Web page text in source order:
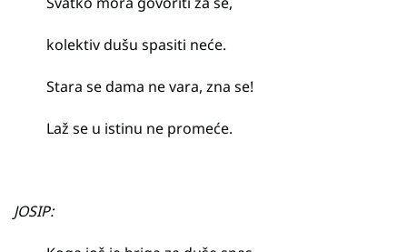
kolektiv dušu spasiti neće.
Stara se dama ne vara, zna se!
Laž se u istinu ne promeće.
JOSIP: